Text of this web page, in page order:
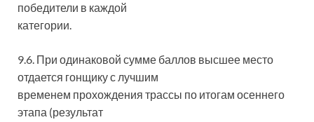
победители в каждой
категории.
9.6. При одинаковой сумме баллов высшее место
отдается гонщику с лучшим
временем прохождения трассы по итогам осеннего
этапа (результат